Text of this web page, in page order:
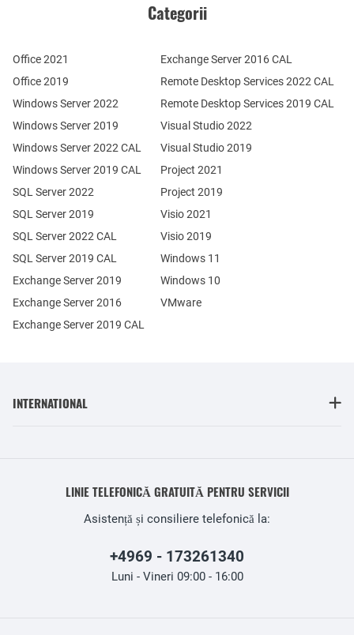
Categorii
Office 2021
Office 2019
Windows Server 2022
Windows Server 2019
Exchange Server 2019
Exchange Server 2016
SQL Server 2022
SQL Server 2019
Windows Server 2022 CAL
Windows Server 2019 CAL
SQL Server 2022 CAL
SQL Server 2019 CAL
Remote Desktop Services 2022 CAL
Remote Desktop Services 2019 CAL
Exchange Server 2019 CAL
Exchange Server 2016 CAL
Visual Studio 2022
Visual Studio 2019
Project 2021
Project 2019
Visio 2021
Visio 2019
Windows 11
Windows 10
VMware
INTERNATIONAL
LINIE TELEFONICĂ GRATUITĂ PENTRU SERVICII
Asistență și consiliere telefonică la:
+4969 - 173261340
Luni - Vineri 09:00 - 16:00